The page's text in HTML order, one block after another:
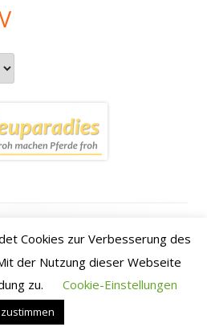
Kontakt | Impressum
Anfahrt /
• Anmelden
Cookies zur Verbesserung des
der Nutzung dieser Webseite
zu.
Cookie-Einstellungen
zustimmen